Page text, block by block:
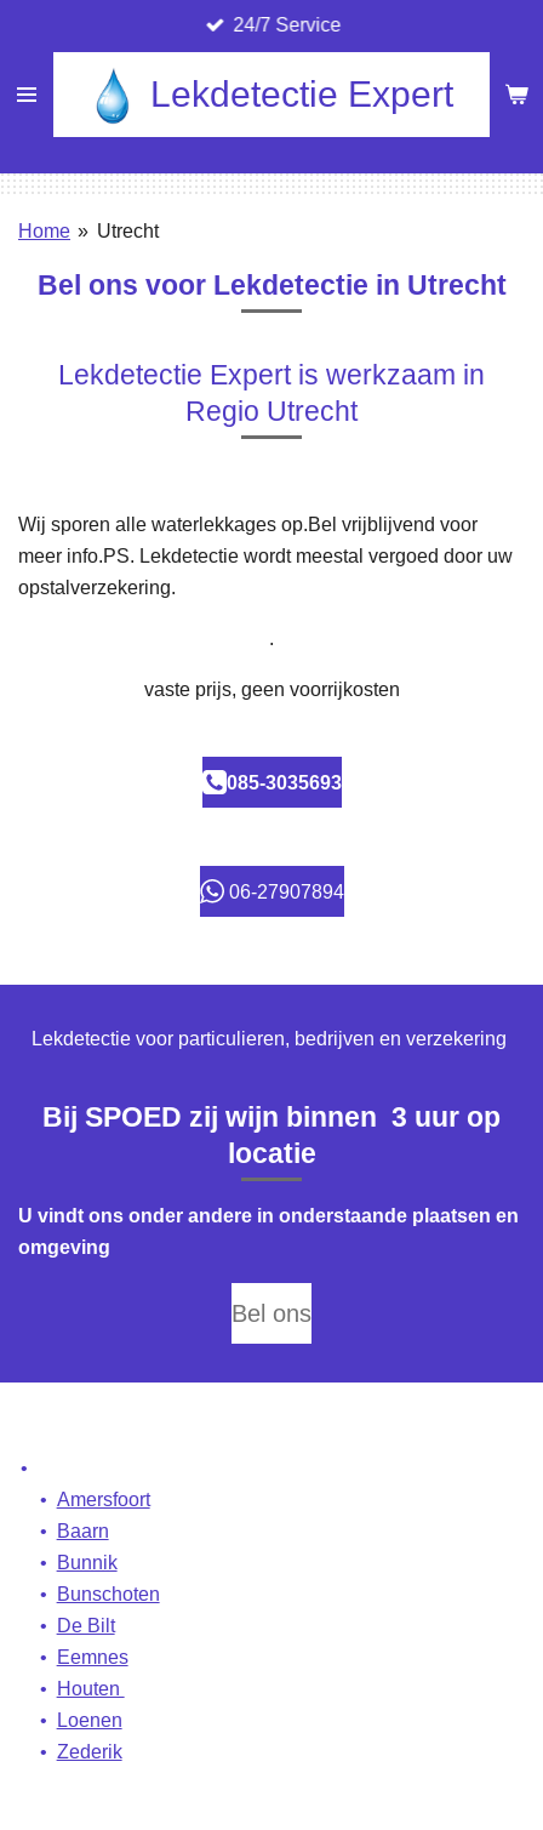
direct
naar
Lekdetectie Expert
24/7 Service
Home » Utrecht
Bel ons voor Lekdetectie in Utrecht
Lekdetectie Expert is werkzaam in
Regio Utrecht
Wij sporen alle waterlekkages op.Bel vrijblijvend voor
meer info.PS. Lekdetectie wordt meestal vergoed door uw
opstalverzekering.
.
vaste prijs, geen voorrijkosten
085-3035693
06-27907894
Lekdetectie voor particulieren, bedrijven en verzekering
Bij SPOED zij wijn binnen 3 uur op
locatie
U vindt ons onder andere in onderstaande plaatsen en
omgeving
Bel ons
Amersfoort
Baarn
Bunnik
Bunschoten
De Bilt
Eemnes
Houten
Loenen
Zederik